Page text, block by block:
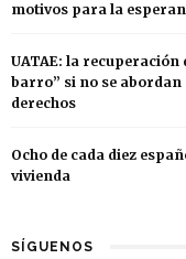
motivos para la
UATAE: la
barro” si no se abordan
derechos
Ocho de cada diez
vivienda
SÍGUENOS